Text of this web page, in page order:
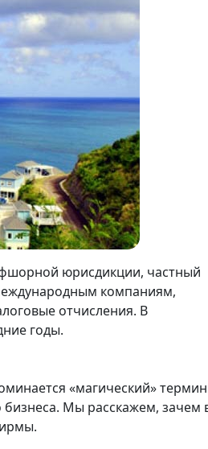
юрисдикции, частный
компаниям,
отчисления. В
годы.
«магический» термин
Мы расскажем, зачем